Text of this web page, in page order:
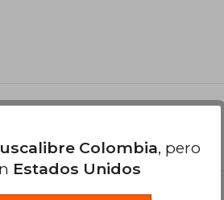
Colombia, pero
Estados Unidos